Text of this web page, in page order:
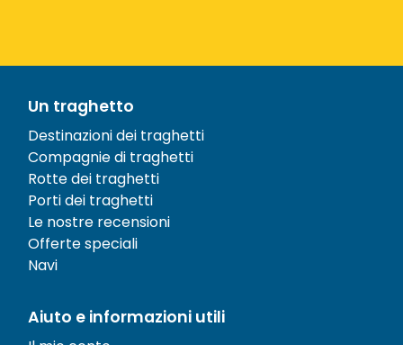
Un traghetto
Destinazioni dei traghetti
Compagnie di traghetti
Rotte dei traghetti
Porti dei traghetti
Le nostre recensioni
Offerte speciali
Navi
Aiuto e informazioni utili